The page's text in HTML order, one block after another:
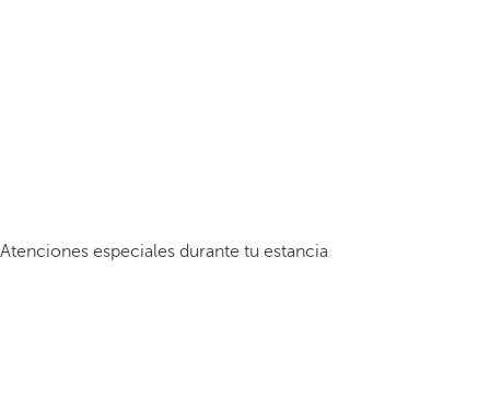
Atenciones especiales durante tu estancia